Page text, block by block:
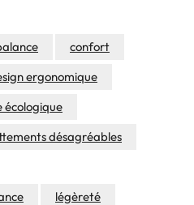
confort
ergonomique
écologique
désagréables
légèreté